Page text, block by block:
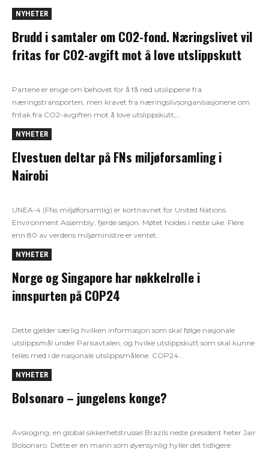
NYHETER
Brudd i samtaler om CO2-fond. Næringslivet vil
fritas for CO2-avgift mot å love utslippskutt
Partene er enige om behovet for å få ned utslippene fra
næringstransporten, men kravet fra næringslivsorganisasjonene om
fritak fra CO2-avgiften mot å love utslippskutt,...
NYHETER
Elvestuen deltar på FNs miljøforsamling i
Nairobi
UNEA-4 (FNs miljøforsamlig) er kortnavnet for United Nations
Environment Assembly, fjerde sesjon. Møtet holdes i neste uke. Flere
enn 80 av verdens miljøministre er ventet...
NYHETER
Norge og Singapore har nøkkelrolle i
innspurten på COP24
Dette gjelder særlig hvilken informasjon som skal følge nasjonale
utslippsmål under Parisavtalen, og hvilke utslippskutt som skal kunne
telles med i de nasjonale utslippsmålene. COP24...
NYHETER
Bolsonaro – jungelens konge?
Avskoging, en global sikkerhetstrussel Brazils neste president heter Jair
Bolsonaro. Dette er en mann som øyensynlig hyller det tidligere